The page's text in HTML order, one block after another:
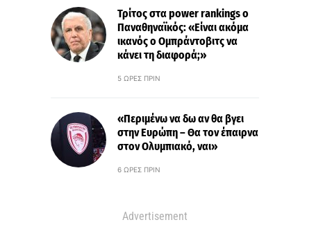
Τρίτος στα power rankings ο
Παναθηναϊκός: «Είναι ακόμα
ικανός ο Ομπράντοβιτς να
κάνει τη διαφορά;»
5 ΏΡΕΣ ΠΡΙΝ
«Περιμένω να δω αν θα βγει
στην Ευρώπη – Θα τον έπαιρνα
στον Ολυμπιακό, ναι»
6 ΏΡΕΣ ΠΡΙΝ
Advertisement